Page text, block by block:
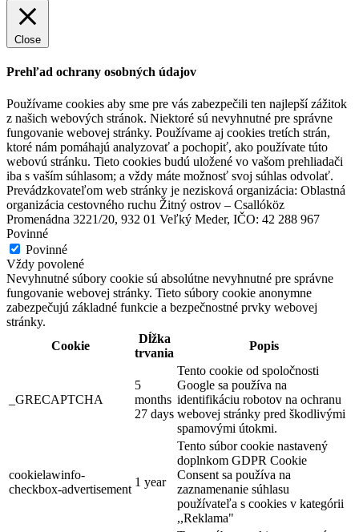
Close
Prehľad ochrany osobných údajov
Používame cookies aby sme pre vás zabezpečili ten najlepší zážitok
z našich webových stránok. Niektoré sú nevyhnutné pre správne
fungovanie webovej stránky. Používame aj cookies tretích strán,
ktoré nám pomáhajú analyzovať a pochopiť, ako používate túto
webovú stránku. Tieto cookies budú uložené vo vašom prehliadači
iba s vaším súhlasom; a vždy máte možnosť svoj súhlas odvolať.
Prevádzkovateľom web stránky je nezisková organizácia: Oblastná
organizácia cestovného ruchu Žitný ostrov – Csallóköz
Promenádna 3221/20, 932 01 Veľký Meder, IČO: 42 288 967
Povinné
Povinné
Vždy povolené
Nevyhnutné súbory cookie sú absolútne nevyhnutné pre správne
fungovanie webovej stránky. Tieto súbory cookie anonymne
zabezpečujú základné funkcie a bezpečnostné prvky webovej
stránky.
Cookie
Dĺžka
trvania
Popis
_GRECAPTCHA
5
months
27 days
Tento cookie od spoločnosti
Google sa používa na
identifikáciu robotov na ochranu
webovej stránky pred škodlivými
spamovými útokmi.
cookielawinfo-
checkbox-advertisement
1 year
Tento súbor cookie nastavený
doplnkom GDPR Cookie
Consent sa používa na
zaznamenanie súhlasu
používateľa s cookies v kategórii
,,Reklama"